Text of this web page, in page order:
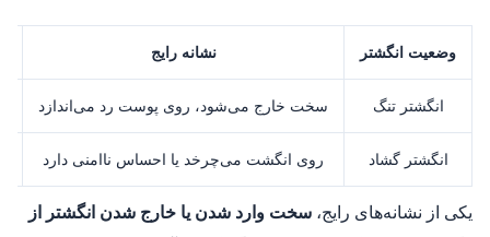
وضعیت انگشتر نشانه رایج
انگشتر تنگ سخت خارج می‌شود، روی پوست رد می‌اندازد
انگشتر گشاد روی انگشت می‌چرخد یا احساس ناامنی دارد
یکی از نشانه‌های رایج، سخت وارد شدن یا خارج شدن انگشتر از